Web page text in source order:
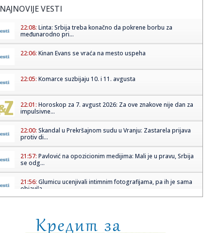
NAJNOVIJE VESTI
22:08: Linta: Srbija treba konačno da pokrene borbu za
međunarodno pri...
22:06: Kinan Evans se vraća na mesto uspeha
22:05: Komarce suzbijaju 10. i 11. avgusta
22:01: Horoskop za 7. avgust 2026: Za ove znakove nije dan za
impulsivne...
22:00: Skandal u Prekršajnom sudu u Vranju: Zastarela prijava
protiv di...
21:57: Pavlović na opozicionim medijima: Mali je u pravu, Srbija
se odg...
21:56: Glumicu ucenjivali intimnim fotografijama, pa ih je sama
objavila...